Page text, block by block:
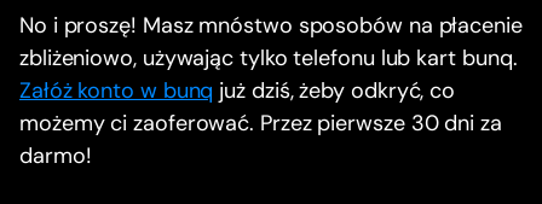
No i proszę! Masz mnóstwo sposobów na płacenie
zbliżeniowo, używając tylko telefonu lub kart bunq.
Załóż konto w bunq już dziś, żeby odkryć, co
możemy ci zaoferować. Przez pierwsze 30 dni za
darmo!